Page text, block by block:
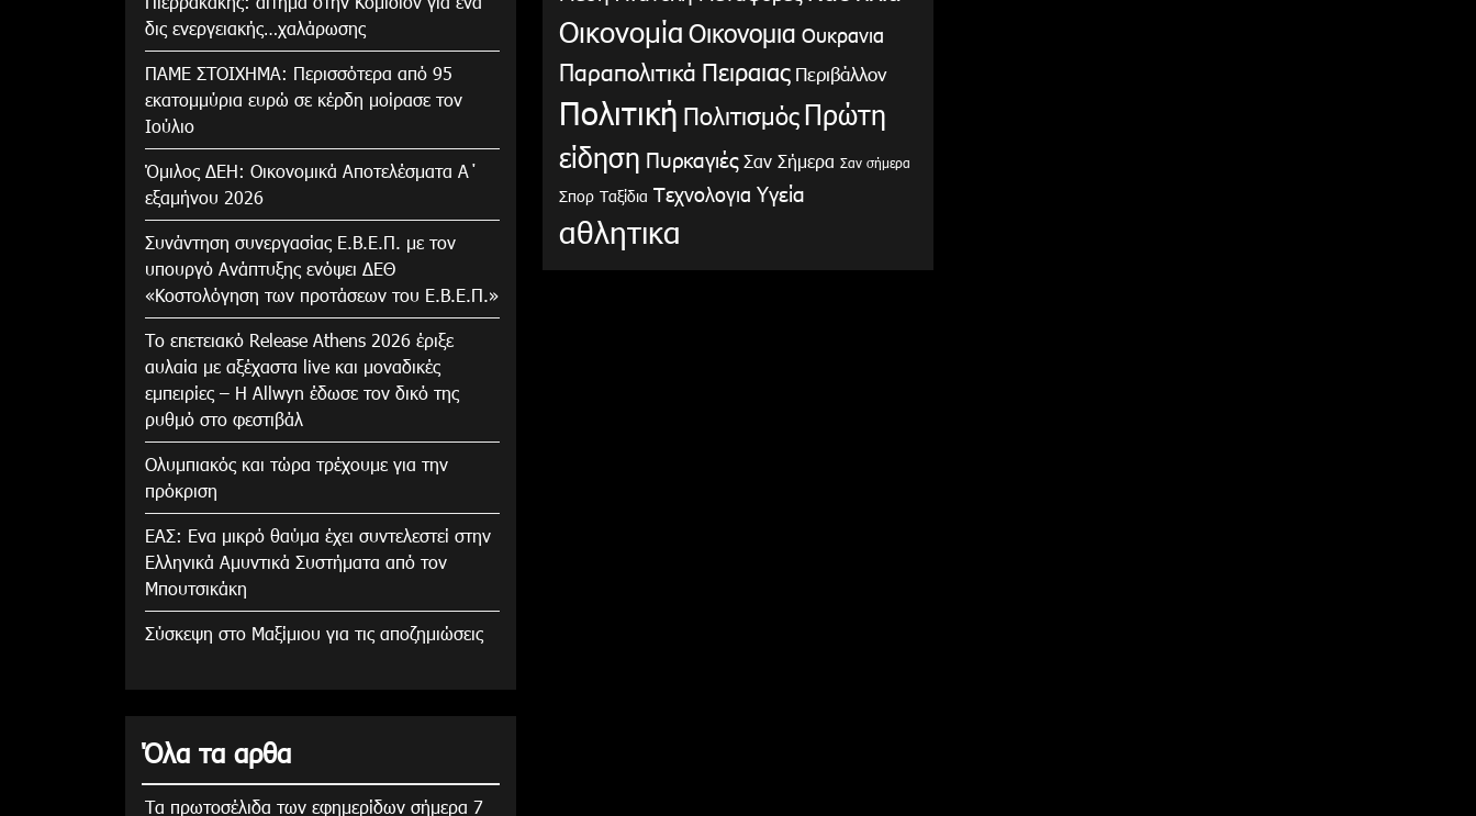
δις ενεργειακής…χαλάρωσης
ΠΑΜΕ ΣΤΟΙΧΗΜΑ: Περισσότερα από 95
εκατομμύρια ευρώ σε κέρδη μοίρασε τον
Ιούλιο
Όμιλος ΔΕΗ: Οικονομικά Αποτελέσματα Α΄
εξαμήνου 2026
Συνάντηση συνεργασίας Ε.Β.Ε.Π. με τον
υπουργό Ανάπτυξης ενόψει ΔΕΘ
«Κοστολόγηση των προτάσεων του Ε.Β.Ε.Π.»
Το επετειακό Release Athens 2026 έριξε
αυλαία με αξέχαστα live και μοναδικές
εμπειρίες – Η Allwyn έδωσε τον δικό της
ρυθμό στο φεστιβάλ
Ολυμπιακός και τώρα τρέχουμε για την
πρόκριση
ΕΑΣ: Ενα μικρό θαύμα έχει συντελεστεί στην
Ελληνικά Αμυντικά Συστήματα από τον
Μπουτσικάκη
Σύσκεψη στο Μαξίμιου για τις αποζημιώσεις
Όλα τα αρθα
Τα πρωτοσέλιδα των εφημερίδων σήμερα 7
Οικονομία Οικονομια Ουκρανια
Παραπολιτικά Πειραιας Περιβάλλον
Πολιτική Πολιτισμός Πρώτη
είδηση Πυρκαγιές Σαν Σήμερα Σαν σήμερα
Σπορ Ταξίδια Τεχνολογια Υγεία
αθλητικα